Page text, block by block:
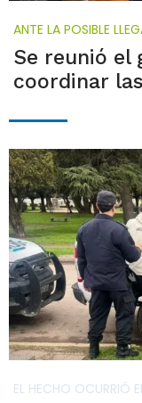
ANTE LA POSIBLE
Se reunió el
coordinar
EL HECHO OCURRIÓ